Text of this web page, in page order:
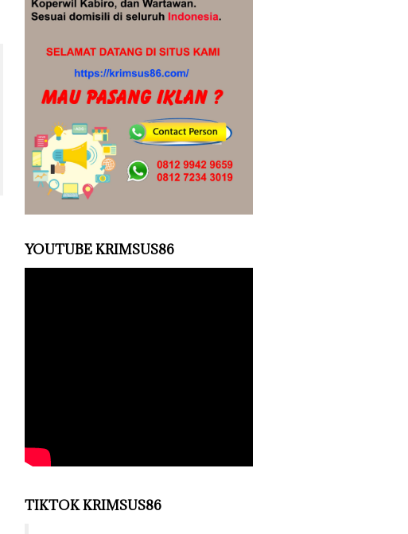
YOUTUBE KRIMSUS86
TIKTOK KRIMSUS86